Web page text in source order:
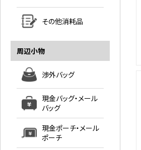
その他消耗品
周辺小物
渉外バッグ
現金バッグ・メール
バッグ
現金ポーチ・メール
ポーチ